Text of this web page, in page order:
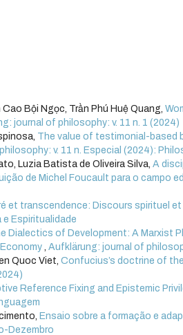
Cao Bội Ngọc, Trần Phú Huệ Quang,
journal of philosophy: v. 11 n. 1 (2024)
The value of testimonial-
v. 11 n. Especial (2024):
Luzia Batista de Oliveira Silva,A
de Michel Foucault para o campo
et transcendence: Discours spirituel
e Espiritualidade
Dialectics of Development: A Marxist
,Aufklärung: journal of
Quoc Viet,Confucius’s doctrine of
Reference Fixing and Epistemic
Ensaio sobre a formação e
Dezembro